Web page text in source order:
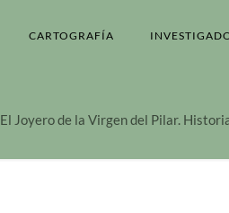
CARTOGRAFÍA
El Joyero de la Virgen del Pilar.